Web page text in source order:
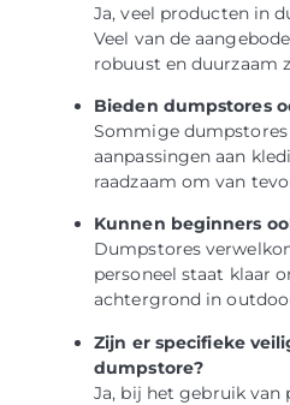
Ja, veel producten in
Veel van de
robuust en duurzaam
Bieden dumpstores
Sommige dumpstores
aanpassingen aan
raadzaam om van
Kunnen beginners
Dumpstores
personeel staat klaar
achtergrond in
Zijn er specifieke
dumpstore?
Ja, bij het gebruik